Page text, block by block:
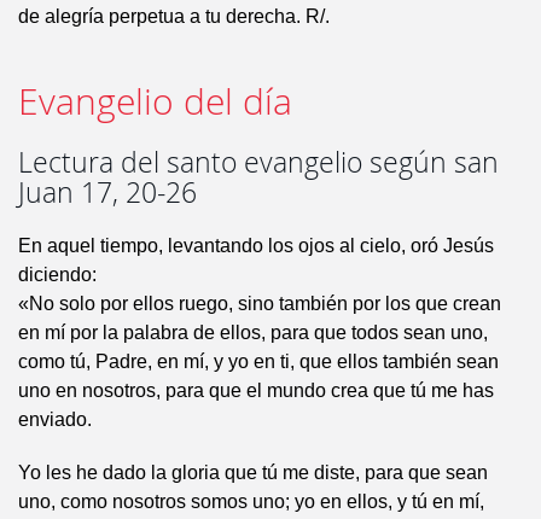
de alegría perpetua a tu derecha. R/.
Evangelio del día
Lectura del santo evangelio según san
Juan 17, 20-26
En aquel tiempo, levantando los ojos al cielo, oró Jesús
diciendo:
«No solo por ellos ruego, sino también por los que crean
en mí por la palabra de ellos, para que todos sean uno,
como tú, Padre, en mí, y yo en ti, que ellos también sean
uno en nosotros, para que el mundo crea que tú me has
enviado.
Yo les he dado la gloria que tú me diste, para que sean
uno, como nosotros somos uno; yo en ellos, y tú en mí,